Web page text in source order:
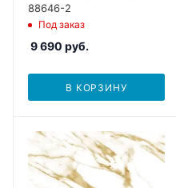
88646-2
Под заказ
9 690 руб.
В КОРЗИНУ